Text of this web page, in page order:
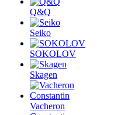
Q&Q
Seiko
SOKOLOV
Skagen
Vacheron